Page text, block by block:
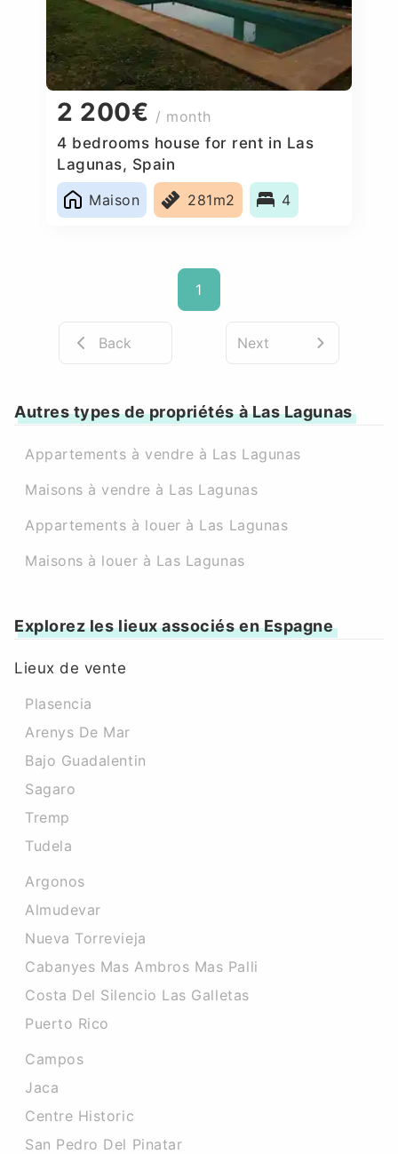
2 200€ / month
4 bedrooms house for rent in Las
Lagunas, Spain
Maison
281m2 4
1
Back Next
Autres types de propriétés à Las Lagunas
Appartements à vendre à Las Lagunas
Maisons à vendre à Las Lagunas
Appartements à louer à Las Lagunas
Maisons à louer à Las Lagunas
Explorez les lieux associés en Espagne
Lieux de vente
Plasencia
Arenys De Mar
Bajo Guadalentin
Sagaro
Tremp
Tudela
Argonos
Almudevar
Nueva Torrevieja
Cabanyes Mas Ambros Mas Palli
Costa Del Silencio Las Galletas
Puerto Rico
Campos
Jaca
Centre Historic
San Pedro Del Pinatar